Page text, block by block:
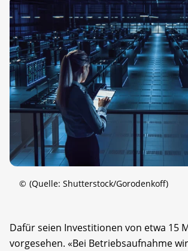
© (Quelle: Shutterstock/Gorodenkoff)
Dafür seien Investitionen von etwa 15
vorgesehen. «Bei Betriebsaufnahme